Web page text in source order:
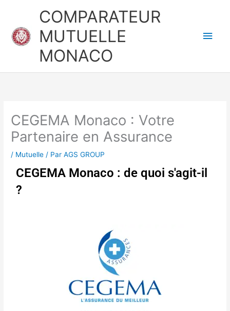
contenu
COMPARATEUR
MUTUELLE
MONACO
CEGEMA Monaco : Votre
Partenaire en Assurance
/ Mutuelle / ParAGS GROUP
CEGEMA Monaco : de quoi s'agit-il
?